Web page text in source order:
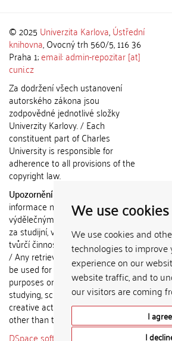
We use cookies
We use cookies and
technologies to
experience on our
website traffic, and to
our visitors are coming
I agree
I
© 2025 Univerzita Karlova,Ústřední
knihovna, Ovocný trh 560/5, 116 36
Praha 1;email: admin-repozitar [at]
cuni.cz
Za dodržení všech ustanovení
autorského zákona jsou
zodpovědné jednotlivé složky
Univerzity Karlovy. / Each
constituent part of Charles
University is responsible for
adherence to all provisions of the
copyright law.
Upozornění / Notice:
informace nemohou být použity k
výdělečným účelům nebo vydávány
za studijní, vědeckou nebo jinou
tvůrčí činnost jiné osoby než autora.
/ Any retrieved information shall not
be used for any commercial
purposes or claimed as results of
studying, scientific or any other
creative activities of any person
other than the author.
DSpace software